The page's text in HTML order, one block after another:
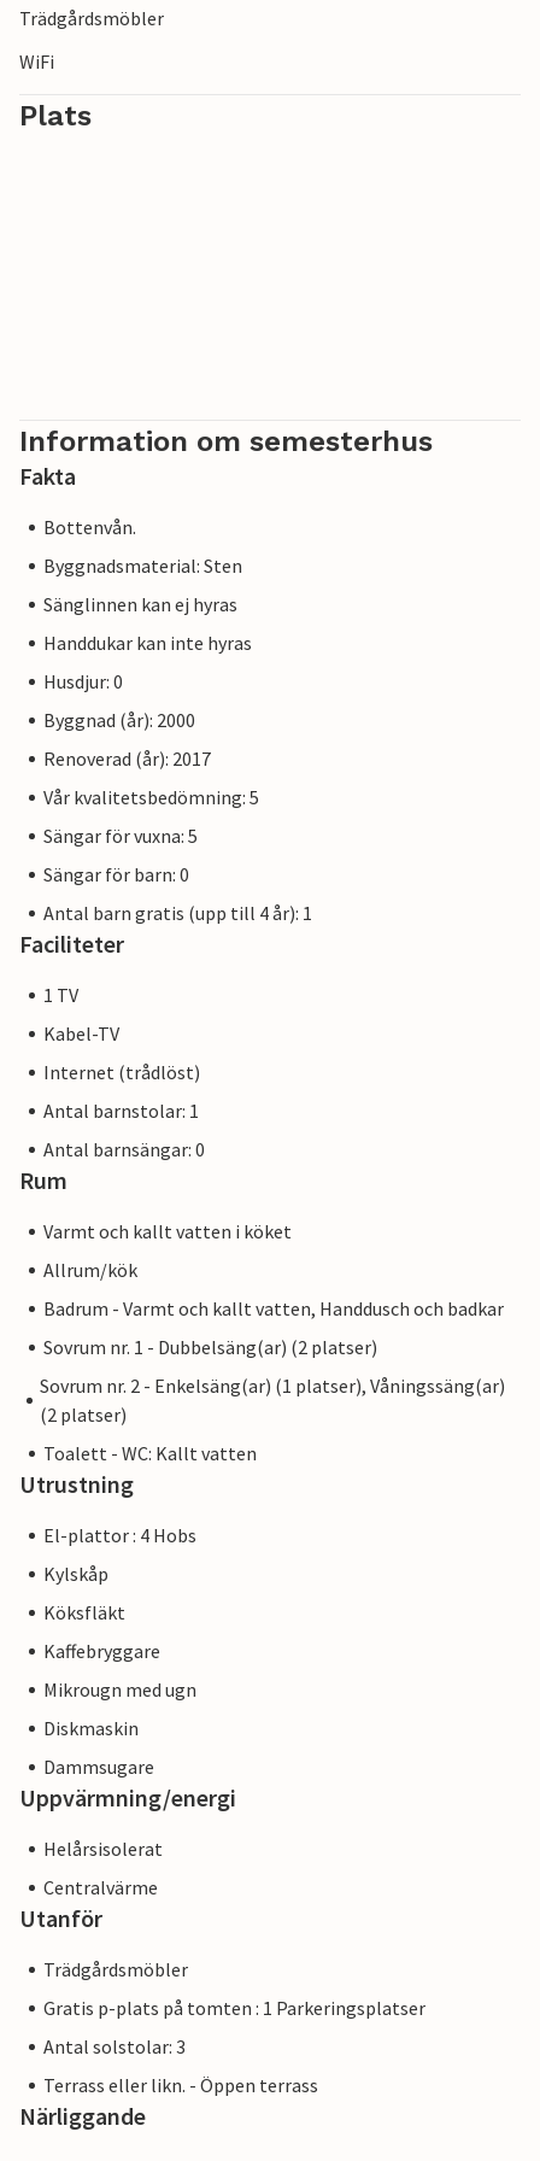
Trädgårdsmöbler
WiFi
Plats
Information om semesterhus
Fakta
Bottenvån.
Byggnadsmaterial: Sten
Sänglinnen kan ej hyras
Handdukar kan inte hyras
Husdjur: 0
Byggnad (år): 2000
Renoverad (år): 2017
Vår kvalitetsbedömning: 5
Sängar för vuxna: 5
Sängar för barn: 0
Antal barn gratis (upp till 4 år): 1
Faciliteter
1 TV
Kabel-TV
Internet (trådlöst)
Antal barnstolar: 1
Antal barnsängar: 0
Rum
Varmt och kallt vatten i köket
Allrum/kök
Badrum - Varmt och kallt vatten, Handdusch och badkar
Sovrum nr. 1 - Dubbelsäng(ar) (2 platser)
Sovrum nr. 2 - Enkelsäng(ar) (1 platser), Våningssäng(ar)
(2 platser)
Toalett - WC: Kallt vatten
Utrustning
El-plattor : 4 Hobs
Kylskåp
Köksfläkt
Kaffebryggare
Mikrougn med ugn
Diskmaskin
Dammsugare
Uppvärmning/energi
Helårsisolerat
Centralvärme
Utanför
Trädgårdsmöbler
Gratis p-plats på tomten : 1 Parkeringsplatser
Antal solstolar: 3
Terrass eller likn. - Öppen terrass
Närliggande